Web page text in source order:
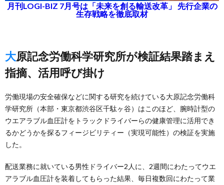
月刊LOGI-BIZ 7月号は「未来を創る輸送改革」 先行企業の
生存戦略を徹底取材
大原記念労働科学研究所が検証結果踏まえ
指摘、活用呼び掛け
労働現場の安全確保などに関する研究を続けている大原記念労働科
学研究所（本部・東京都渋谷区千駄ヶ谷）はこのほど、腕時計型の
ウエアラブル血圧計をトラックドライバーらの健康管理に活用でき
るかどうかを探るフィージビリティー（実現可能性）の検証を実施
した。
配送業務に就いている男性ドライバー2人に、2週間にわたってウエ
アラブル血圧計を装着してもらった結果、毎日複数回にわたって業